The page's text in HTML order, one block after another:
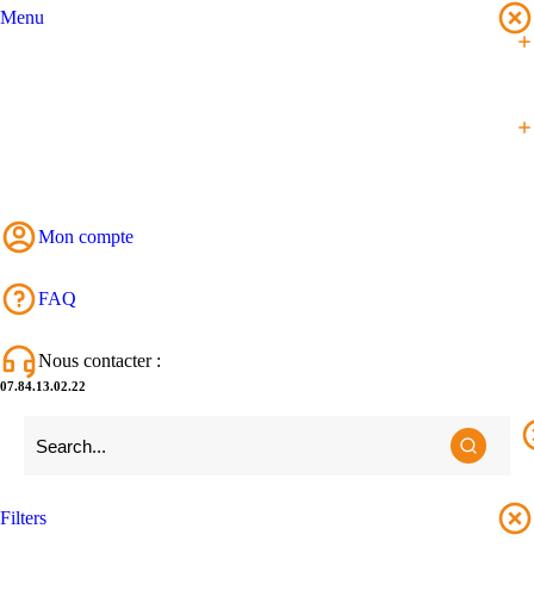
Menu
Mon compte
FAQ
Nous contacter :
07.84.13.02.22
Filters